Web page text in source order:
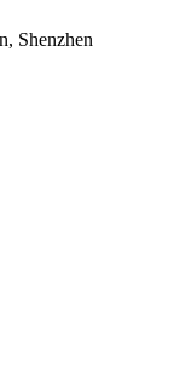
Shenzhen